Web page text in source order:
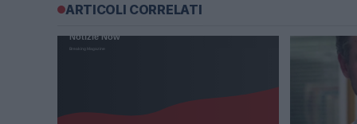
ARTICOLI CORRELATI